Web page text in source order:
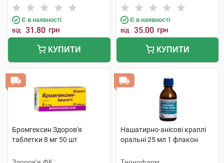
Є в наявності
від 31.80 грн
КУПИТИ
Є в наявності
від 35.00 грн
КУПИТИ
Бромгексин Здоров'я
таблетки 8 мг 50 шт
Нашатирно-анісові краплі
оральні 25 мл 1 флакон